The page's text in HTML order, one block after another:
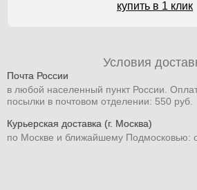
купить в 1 клик
Условия
Почта России
в любой населенный пункт России.
посылки в почтовом отделении: 550 руб.
Курьерская доставка (г. Москва)
по Москве и ближайшему Подмосковью: